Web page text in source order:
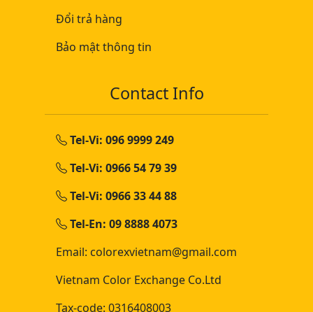
Đổi trả hàng
Bảo mật thông tin
Contact Info
Tel-Vi: 096 9999 249
Tel-Vi: 0966 54 79 39
Tel-Vi: 0966 33 44 88
Tel-En: 09 8888 4073
Email: colorexvietnam@gmail.com
Vietnam Color Exchange Co.Ltd
Tax-code: 0316408003